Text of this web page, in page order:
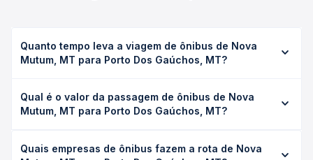
Quanto tempo leva a viagem de ônibus de Nova
Mutum, MT para Porto Dos Gaúchos, MT?
Gaúchos, MT leva em média 6h 35min, podendo variar
conforme a viação, o tipo de serviço (convencional,
duração exata de cada opção na data desejada.
Qual é o valor da passagem de ônibus de Nova
Mutum, MT para Porto Dos Gaúchos, MT?
Porto Dos Gaúchos, MT custa em média R$ 122,03 e varia
Quais empresas de ônibus fazem a rota de Nova